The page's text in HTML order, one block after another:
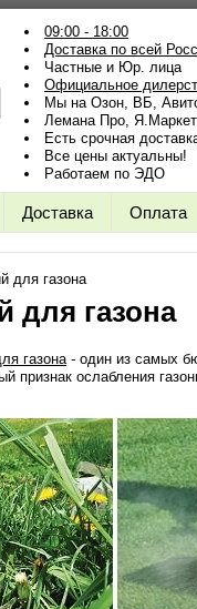
09:00 - 18:00
Доставка по всей
Частные и Юр. лица
Официальное
Мы на Озон, ВБ,
Лемана Про, Я.Маркет
Есть срочная
Все цены актуальны!
Работаем по ЭДО
Доставка Оплата
для газона
для газона
газона- один из самых
ослабления